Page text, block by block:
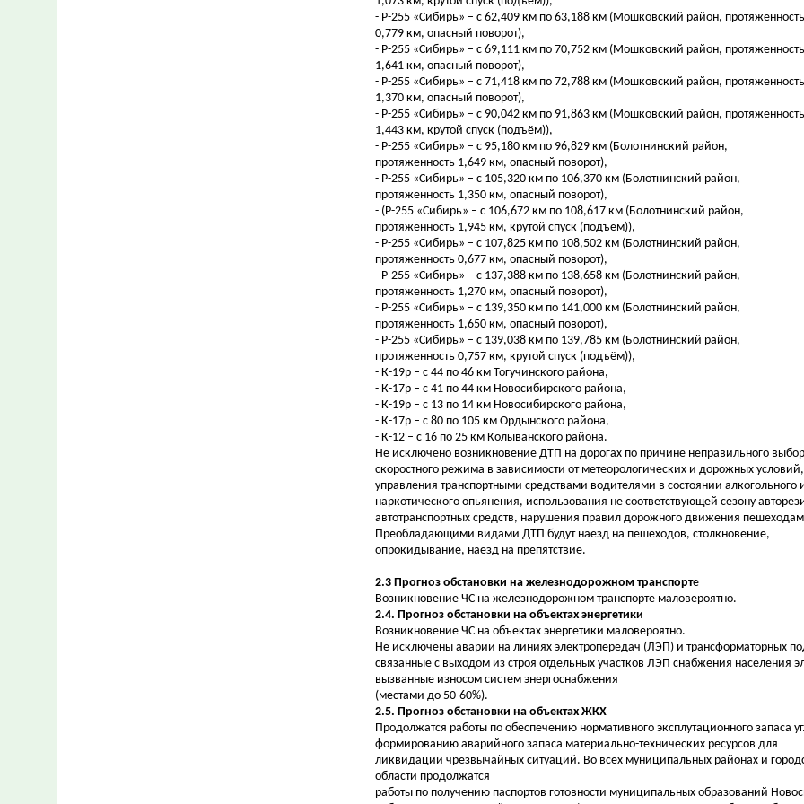
- Р-255 «Сибирь» – с 62,409 км по 63,188 км (Мошковский район, протяженность
0,779 км, опасный поворот),
- Р-255 «Сибирь» – с 69,111 км по 70,752 км (Мошковский район, протяженность
1,641 км, опасный поворот),
- Р-255 «Сибирь» – с 71,418 км по 72,788 км (Мошковский район, протяженность
1,370 км, опасный поворот),
- Р-255 «Сибирь» – с 90,042 км по 91,863 км (Мошковский район, протяженность
1,443 км, крутой спуск (подъём)),
- Р-255 «Сибирь» – с 95,180 км по 96,829 км (Болотнинский район,
протяженность 1,649 км, опасный поворот),
- Р-255 «Сибирь» – с 105,320 км по 106,370 км (Болотнинский район,
протяженность 1,350 км, опасный поворот),
- (Р-255 «Сибирь» – с 106,672 км по 108,617 км (Болотнинский район,
протяженность 1,945 км, крутой спуск (подъём)),
- Р-255 «Сибирь» – с 107,825 км по 108,502 км (Болотнинский район,
протяженность 0,677 км, опасный поворот),
- Р-255 «Сибирь» – с 137,388 км по 138,658 км (Болотнинский район,
протяженность 1,270 км, опасный поворот),
- Р-255 «Сибирь» – с 139,350 км по 141,000 км (Болотнинский район,
протяженность 1,650 км, опасный поворот),
- Р-255 «Сибирь» – с 139,038 км по 139,785 км (Болотнинский район,
протяженность 0,757 км, крутой спуск (подъём)),
- К-19р – с 44 по 46 км Тогучинского района,
- К-17р – с 41 по 44 км Новосибирского района,
- К-19р – с 13 по 14 км Новосибирского района,
- К-17р – с 80 по 105 км Ордынского района,
- К-12 – с 16 по 25 км Колыванского района.
Не исключено возникновение ДТП на дорогах по причине неправильного
скоростного режима в зависимости от метеорологических и дорожных условий,
управления транспортными средствами водителями в состоянии алкогольного
наркотического опьянения, использования не соответствующей сезону
автотранспортных средств, нарушения правил дорожного движения
Преобладающими видами ДТП будут наезд на пешеходов, столкновение,
опрокидывание, наезд на препятствие.
2.3 Прогноз обстановки на железнодорожном транспорте
Возникновение ЧС на железнодорожном транспорте маловероятно.
2.4. Прогноз обстановки на объектах энергетики
Возникновение ЧС на объектах энергетики маловероятно.
Не исключены аварии на линиях электропередач (ЛЭП) и трансформаторных
связанные с выходом из строя отдельных участков ЛЭП снабжения населения
вызванные износом систем энергоснабжения
(местами до 50-60%).
2.5. Прогноз обстановки на объектах ЖКХ
Продолжатся работы по обеспечению нормативного эксплутационного запаса
формированию аварийного запаса материально-технических ресурсов для
ликвидации чрезвычайных ситуаций. Во всех муниципальных районах и
области продолжатся
работы по получению паспортов готовности муниципальных образований